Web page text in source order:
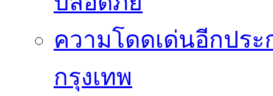
ความโดดเด่นอีกปร
กรุงเทพ